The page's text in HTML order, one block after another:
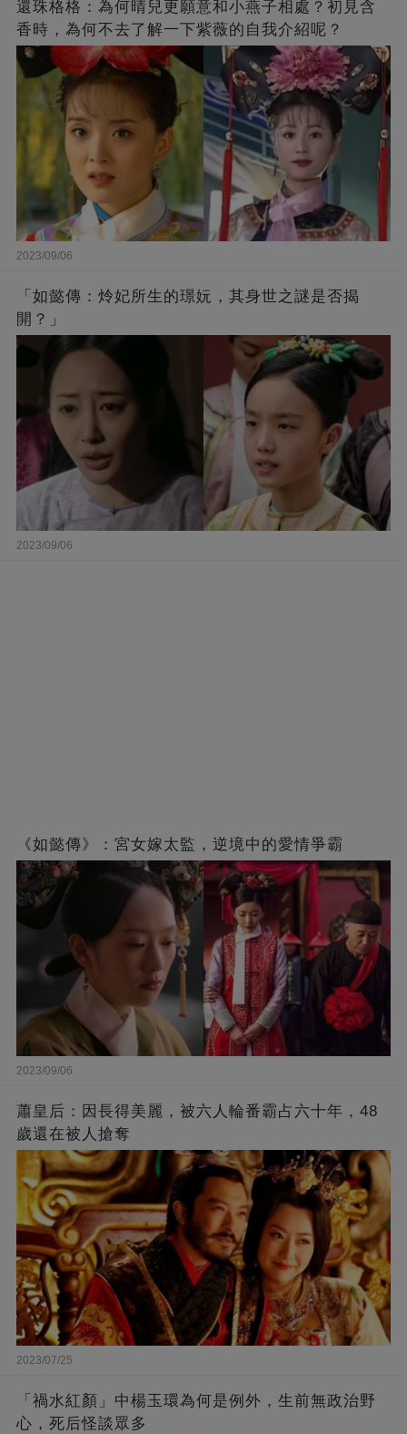
還珠格格：為何晴兒更願意和小燕子相處？初見含
香時，為何不去了解一下紫薇的自我介紹呢？
2023/09/06
「如懿傳：炩妃所生的璟妧，其身世之謎是否揭
開？」
2023/09/06
《如懿傳》：宮女嫁太監，逆境中的愛情爭霸
2023/09/06
蕭皇后：因長得美麗，被六人輪番霸占六十年，48
歲還在被人搶奪
2023/07/25
「禍水紅顏」中楊玉環為何是例外，生前無政治野
心，死后怪談眾多